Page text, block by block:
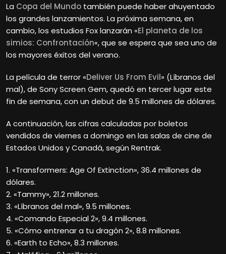
La Copa del Mundo también puede haber ahuyentado
los grandes lanzamientos. La próxima semana, en
cambio, los estudios Fox lanzarán «El planeta de los
simios: Confrontación«, que se espera que sea uno de
los mayores éxitos del verano.
La película de terror «Deliver Us From Evil» (Líbranos del
mal), de Sony Screen Gem, quedó en tercer lugar este
fin de semana, con un debut de 9.5 millones de dólares.
A continuación, las cifras calculadas por boletos
vendidos de viernes a domingo en las salas de cine de
Estados Unidos y Canadá, según Rentrak.
1. «Transformers: Age Of Extinction», 36.4 millones de
dólares.
2. «Tammy», 21.2 millones.
3. «Líbranos del mal», 9.5 millones.
4. «Comando Especial 2», 9.4 millones.
5. «Cómo entrenar a tu dragón 2», 8.8 millones.
6. «Earth to Echo», 8.3 millones.